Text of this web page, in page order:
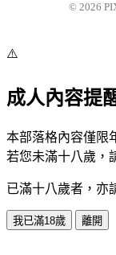
© 2026
⚠️
成人內容提
本部落格內容僅限
若您未滿十八歲，
已滿十八歲者，亦
我已滿18歲 離開